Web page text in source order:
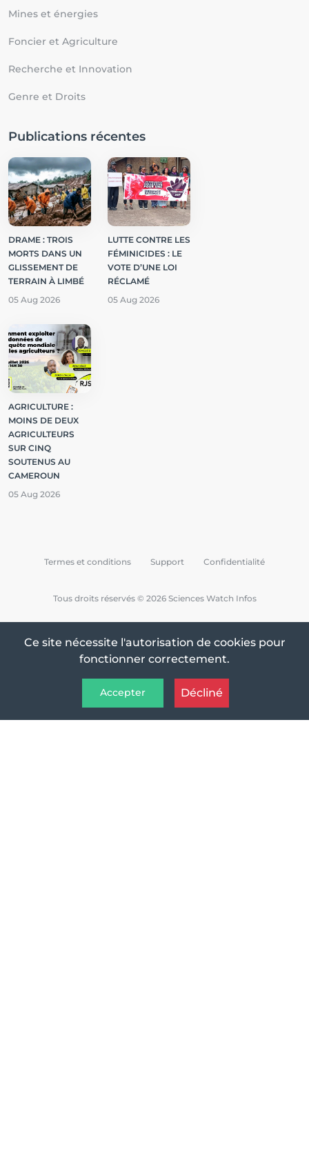
Mines et énergies
Foncier et Agriculture
Recherche et Innovation
Genre et Droits
Publications récentes
DRAME : TROIS
MORTS DANS UN
GLISSEMENT DE
TERRAIN À LIMBÉ
05 Aug 2026
LUTTE CONTRE LES
FÉMINICIDES : LE
VOTE D’UNE LOI
RÉCLAMÉ
05 Aug 2026
AGRICULTURE :
MOINS DE DEUX
AGRICULTEURS
SUR CINQ
SOUTENUS AU
CAMEROUN
05 Aug 2026
Tous droits réservés © 2026 Sciences Watch Infos
Termes et conditions Support Confidentialité
Ce site nécessite l'autorisation de cookies pour
fonctionner correctement.
Accepter Décliné